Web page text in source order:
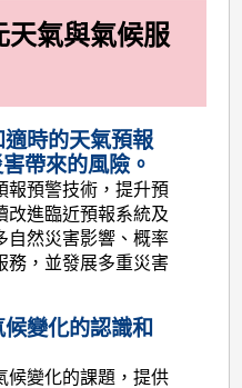
天氣與氣候服
時的天氣預報
帶來的風險。
報預警技術，提升預
改進臨近預報系統及
自然災害影響、概率
務，並發展多重災害
變化的認識和
候變化的課題，提供